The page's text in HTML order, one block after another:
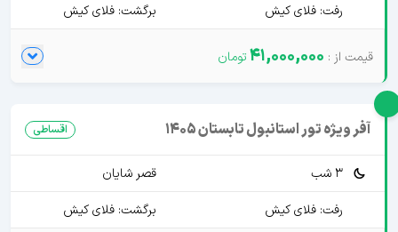
رفت: فلای کیش
برگشت: فلای کیش
41,000,000
آفر ویژه تور استانبول تابستان 1405 اقساطی
3 شب
قصر شایان
رفت: فلای کیش
برگشت: فلای کیش